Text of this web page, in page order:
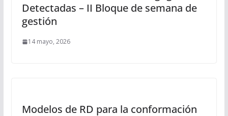
Detectadas – II Bloque de semana de
gestión
14 mayo, 2026
Modelos de RD para la conformación